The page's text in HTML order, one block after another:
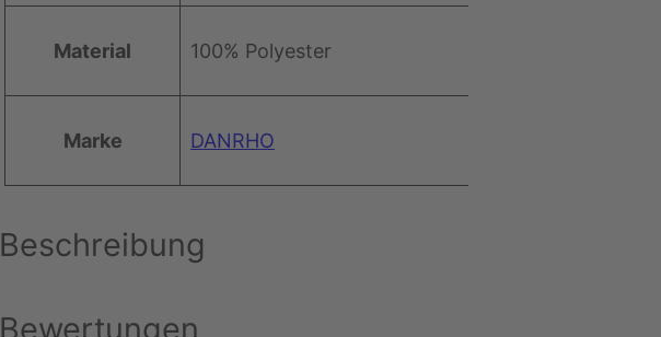
Material 100% Polyester
Marke DANRHO
Beschreibung
Bewertungen